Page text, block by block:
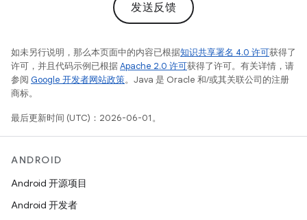
发送反馈
如未另行说明，那么本页面中的内容已根据知识共享署名 4.0 许可获得了
许可，并且代码示例已根据Apache 2.0 许可获得了许可。有关详情，请
参阅 Google 开发者网站政策。Java 是 Oracle 和/或其关联公司的注册
商标。
最后更新时间 (UTC)：2026-06-01。
ANDROID
Android 开源项目
Android 开发者